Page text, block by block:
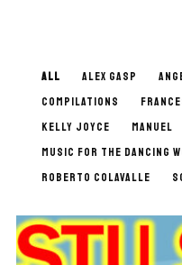
ALL ALEX GASP
COMPILATIONS
KELLY JOYCE
MANUEL
MUSIC FOR THE DANCING
ROBERTO COLAVALLE